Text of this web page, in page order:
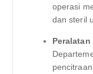
operasi
dan steril